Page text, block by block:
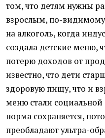
том, что детям нужны
взрослым, по-
на алкоголь, когда
создала детские меню,
потерю доходов от
известно, что дети
здоровую пищу, что и
меню стали
норма сохраняется,
преобладают ультра-